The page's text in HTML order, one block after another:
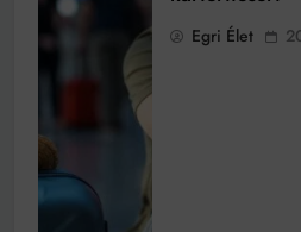
Egri Élet